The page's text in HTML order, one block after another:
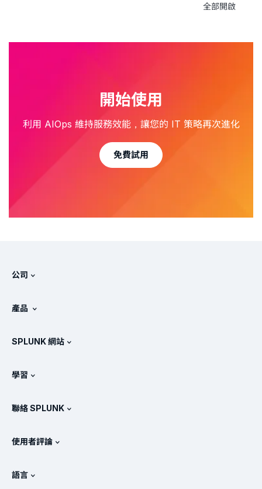
全部開啟
開始使用
利用 AIOps 維持服務效能，讓您的 IT 策略再次進化
免費試用
公司
Splunk 的比較
相關新聞
Splunk 保護措施
SURGe
產品
產品定價
檢視所有產品
SPLUNK 網站
訓練和認證
Splunk 商店
學習
OpenTelemetry：簡介
SOC 的指標
聯絡 SPLUNK
使用者評論
語言